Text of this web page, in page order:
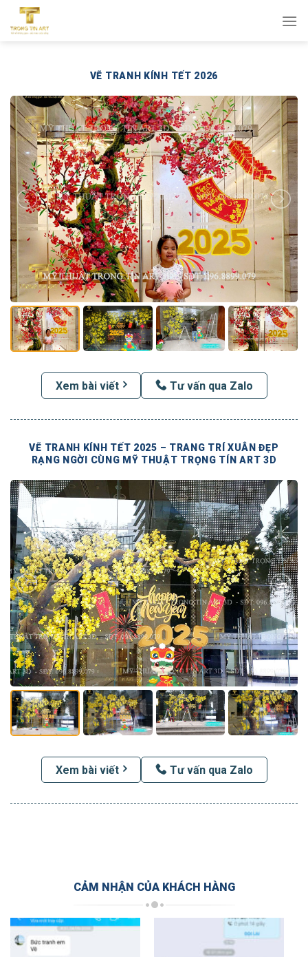
qua
VẼ TRANH KÍNH TẾT 2026
Xem bài viết Tư vấn qua Zalo
VẼ TRANH KÍNH TẾT 2025 – TRANG TRÍ XUÂN ĐẸP
RẠNG NGỜI CÙNG MỸ THUẬT TRỌNG TÍN ART 3D
Xem bài viết Tư vấn qua Zalo
CẢM NHẬN CỦA KHÁCH HÀNG